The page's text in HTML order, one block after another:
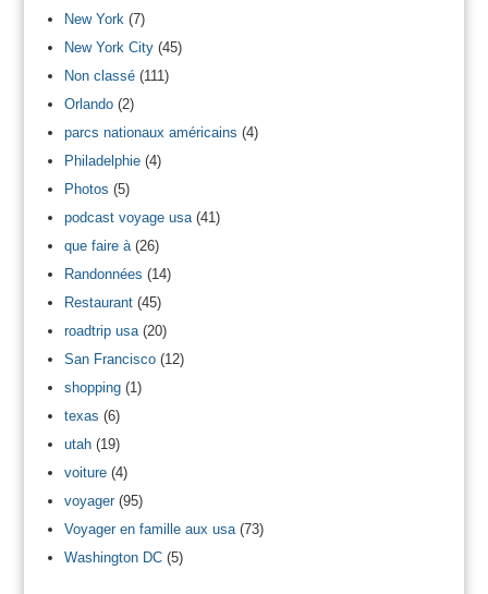
New York (7)
New York City(45)
Non classé(111)
Orlando(2)
parcs nationaux américains (4)
Philadelphie(4)
Photos (5)
podcast voyage usa(41)
que faire à(26)
Randonnées (14)
Restaurant(45)
roadtrip usa(20)
San Francisco(12)
shopping(1)
texas (6)
utah(19)
voiture(4)
voyager(95)
Voyager en famille aux usa(73)
Washington DC(5)